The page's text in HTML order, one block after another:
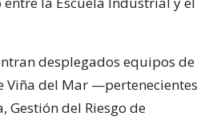
desplegados equipos de
del Mar —pertenecientes
Gestión del Riesgo de